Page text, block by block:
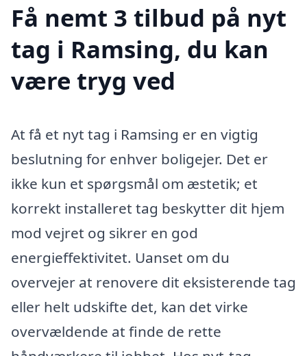
Få nemt 3 tilbud på nyt
tag i Ramsing, du kan
være tryg ved
At få et nyt tag i Ramsing er en vigtig
beslutning for enhver boligejer. Det er
ikke kun et spørgsmål om æstetik; et
korrekt installeret tag beskytter dit hjem
mod vejret og sikrer en god
energieffektivitet. Uanset om du
overvejer at renovere dit eksisterende tag
eller helt udskifte det, kan det virke
overvældende at finde de rette